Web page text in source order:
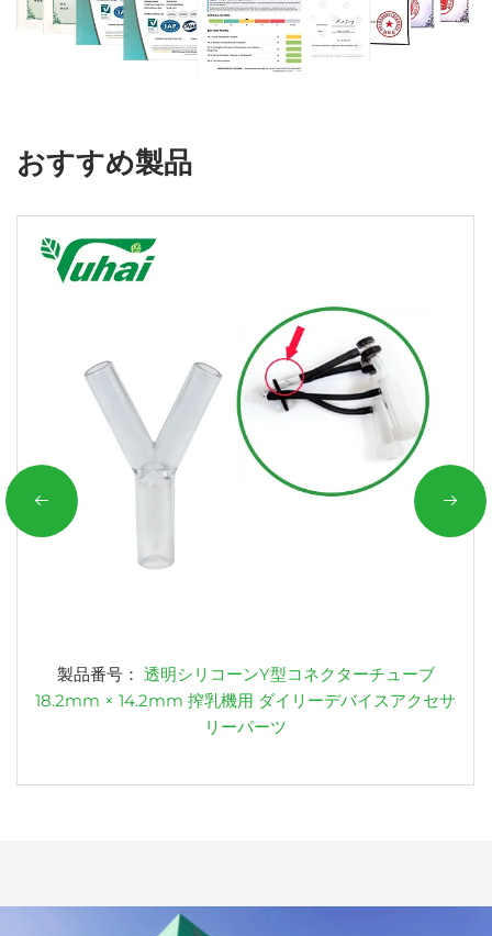
おすすめ製品
製品番号： 透明シリコーンY型コネクターチューブ
18.2mm × 14.2mm 搾乳機用 ダイリーデバイスアクセサ
リーパーツ